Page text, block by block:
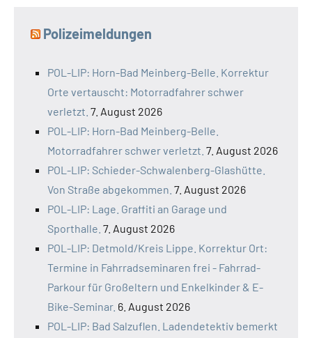
Polizeimeldungen
POL-LIP: Horn-Bad Meinberg-Belle. Korrektur
Orte vertauscht: Motorradfahrer schwer
verletzt. 7. August 2026
POL-LIP: Horn-Bad Meinberg-Belle.
Motorradfahrer schwer verletzt. 7. August 2026
POL-LIP: Schieder-Schwalenberg-Glashütte.
Von Straße abgekommen. 7. August 2026
POL-LIP: Lage. Graffiti an Garage und
Sporthalle. 7. August 2026
POL-LIP: Detmold/Kreis Lippe. Korrektur Ort:
Termine in Fahrradseminaren frei - Fahrrad-
Parkour für Großeltern und Enkelkinder & E-
Bike-Seminar. 6. August 2026
POL-LIP: Bad Salzuflen. Ladendetektiv bemerkt